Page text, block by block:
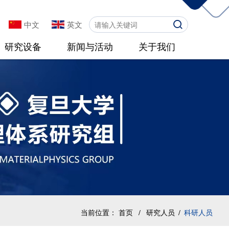
中文 英文
研究设备 新闻与活动 关于我们
当前位置： 首页 / 研究人员 / 科研人员